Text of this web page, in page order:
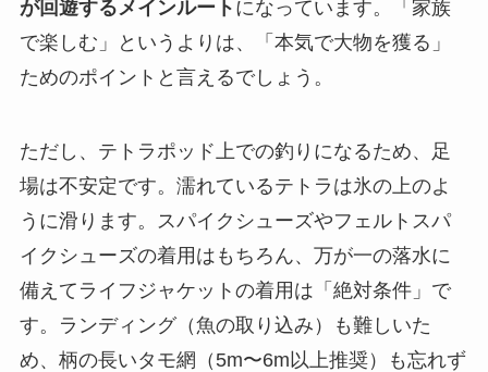
が回遊するメインルート になっています。「家族
で楽しむ」というよりは、「本気で大物を獲る」
ためのポイントと言えるでしょう。
ただし、テトラポッド上での釣りになるため、足
場は不安定です。濡れているテトラは氷の上のよ
うに滑ります。スパイクシューズやフェルトスパ
イクシューズの着用はもちろん、万が一の落水に
備えてライフジャケットの着用は「絶対条件」で
す。ランディング（魚の取り込み）も難しいた
め、柄の長いタモ網（5m〜6m以上推奨）も忘れず